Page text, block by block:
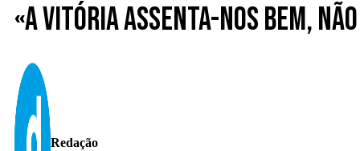
«A vitória assenta-nos bem,
Redação